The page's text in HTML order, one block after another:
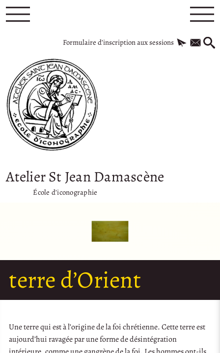
Formulaire d’inscription aux sessions
Atelier St Jean Damascène
École d’iconographie
terre d’Orient
Une terre qui est à l’origine de la foi chrétienne. Cette terre est
aujourd’hui ravagée par une forme de désintégration